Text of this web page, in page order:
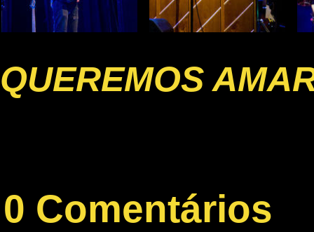
QUEREMOS
0 Comentários